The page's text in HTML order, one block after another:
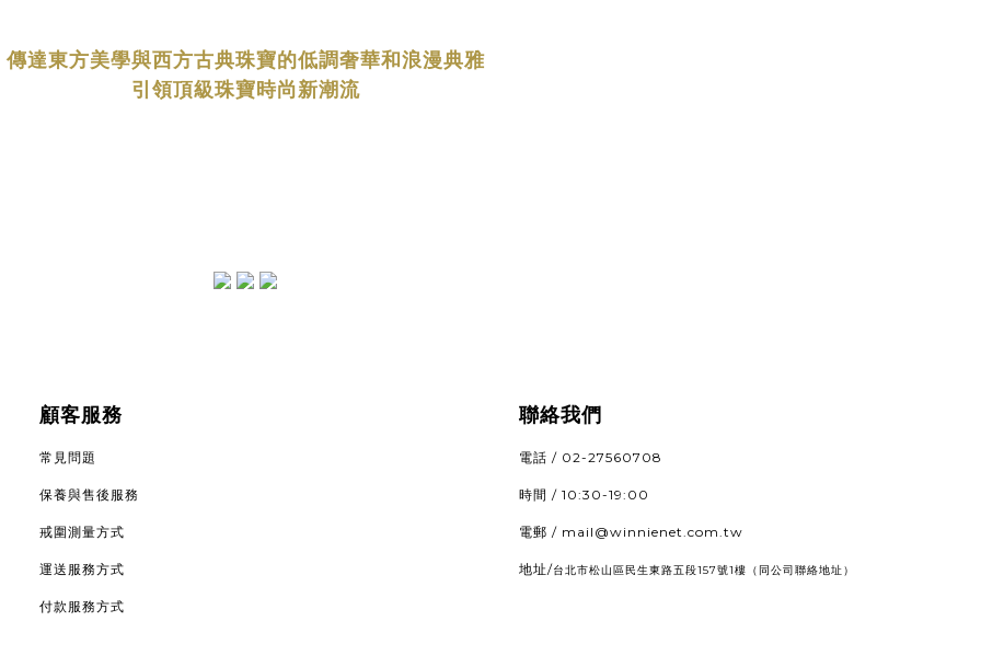
傳達東方美學與西方古典珠寶的低調奢華和浪漫典雅
引領頂級珠寶時尚新潮流
顧客服務
常見問題
保養與售後服務
戒圍測量方式
運送服務方式
付款服務方式
聯絡我們
電話 / 02-27560708
時間 / 10:30-19:00
電郵 / mail@winnienet.com.tw
地址/台北市松山區民生東路五段157號1樓 （同公司聯絡地址）